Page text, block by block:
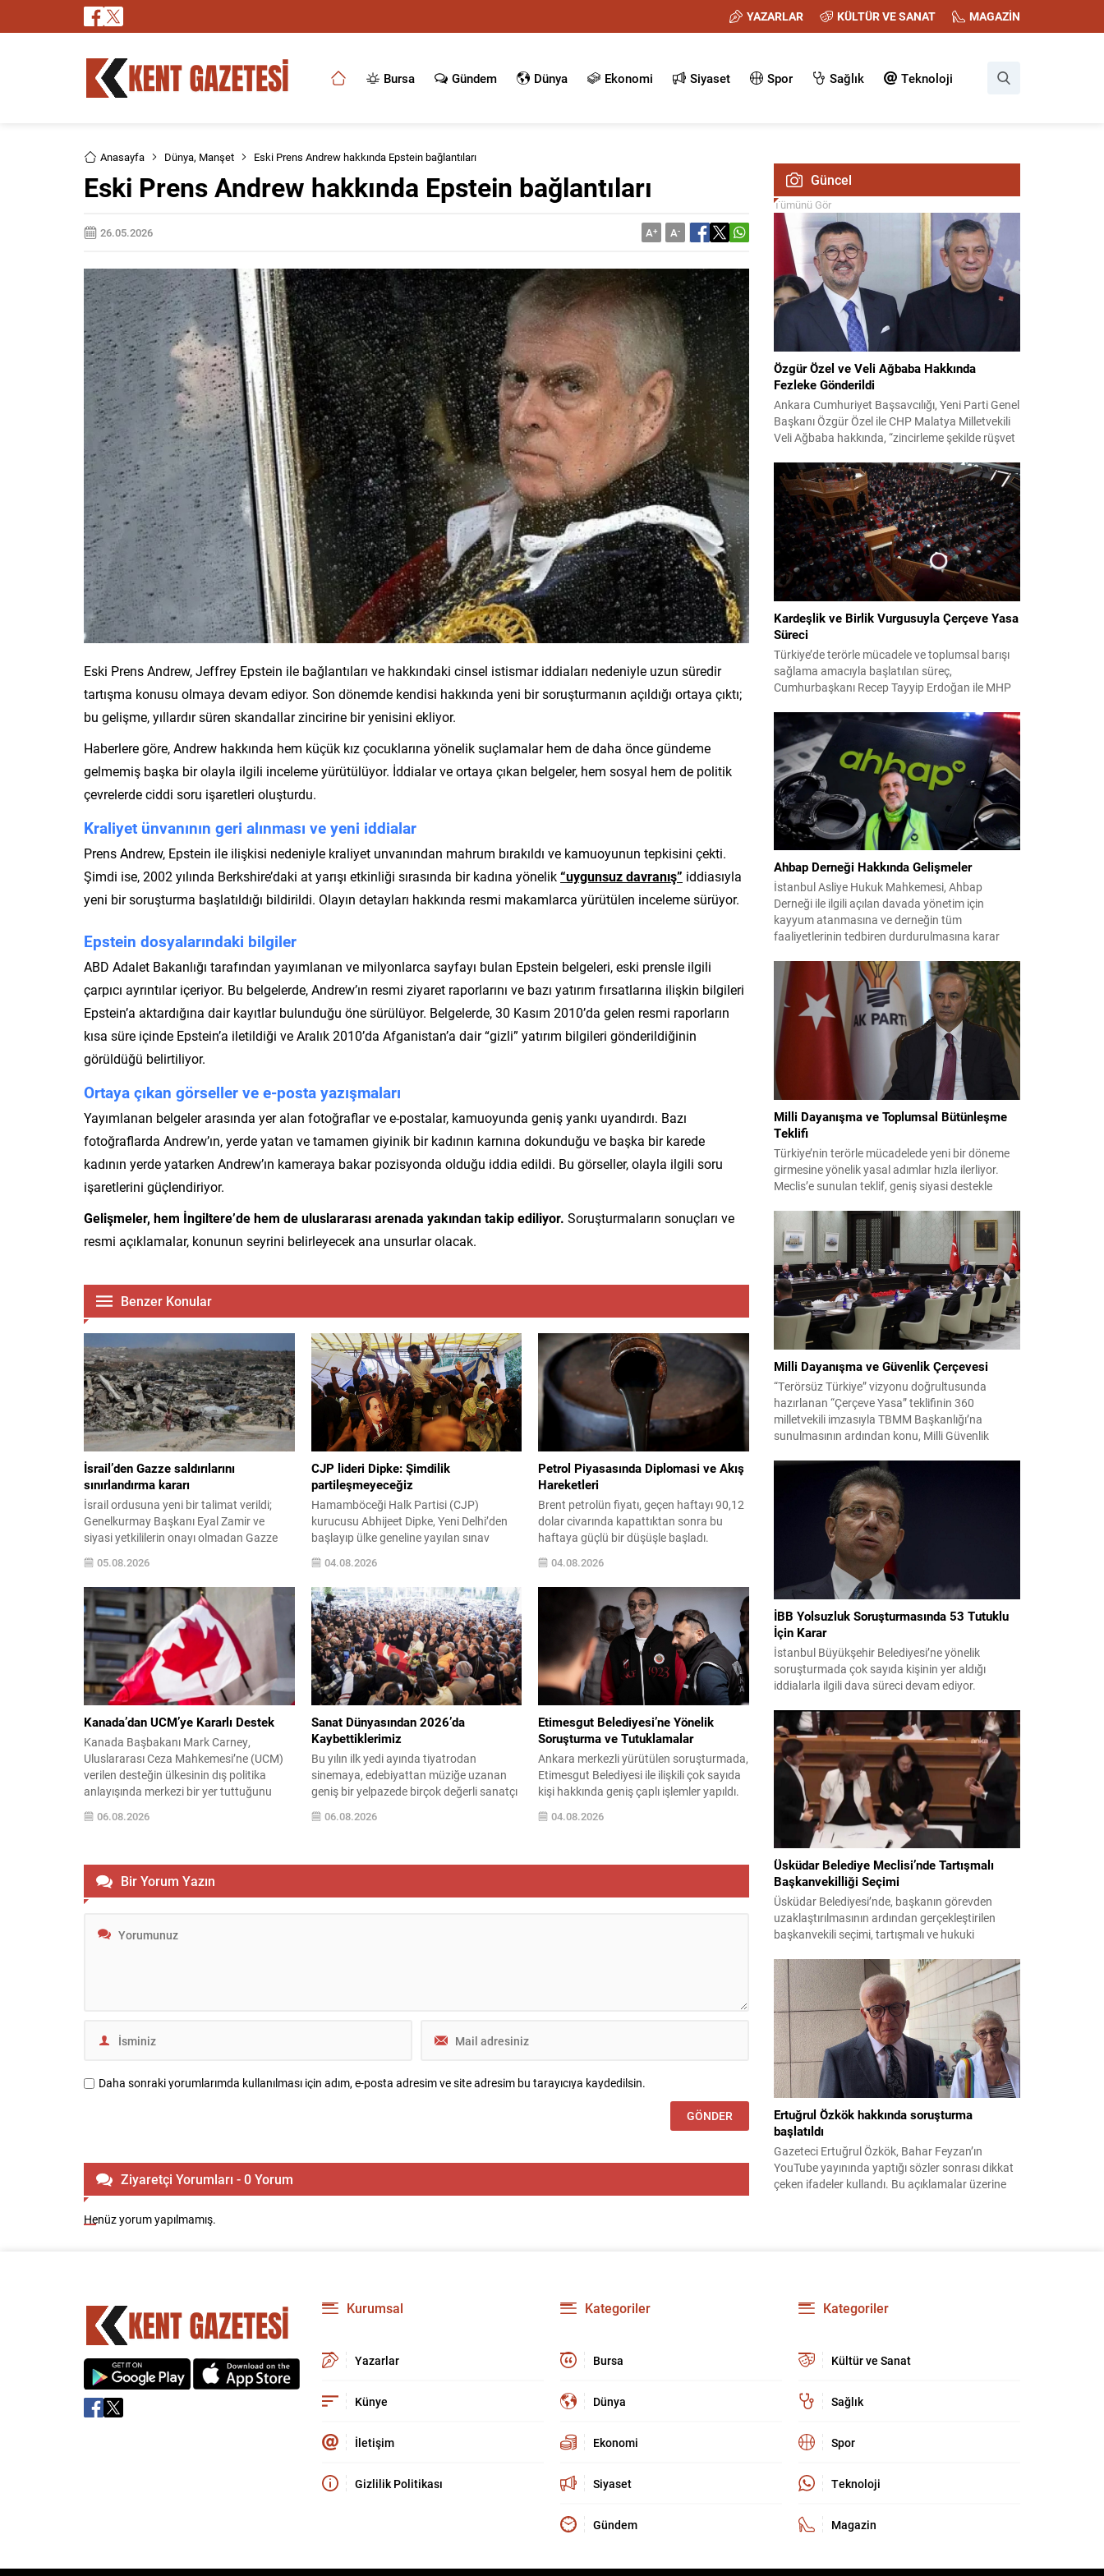
YAZARLAR KÜLTÜR VE SANAT MAGAZİN
Bursa Gündem Dünya Ekonomi Siyaset Spor Sağlık Teknoloji
Anasayfa Dünya, Manşet Eski Prens Andrew hakkında Epstein bağlantıları
Eski Prens Andrew hakkında Epstein bağlantıları
26.05.2026 A+ A-
Eski Prens Andrew, Jeffrey Epstein ile bağlantıları ve hakkındaki cinsel istismar iddiaları nedeniyle uzun süredir
tartışma konusu olmaya devam ediyor. Son dönemde kendisi hakkında yeni bir soruşturmanın açıldığı ortaya çıktı;
bu gelişme, yıllardır süren skandallar zincirine bir yenisini ekliyor.
Haberlere göre, Andrew hakkında hem küçük kız çocuklarına yönelik suçlamalar hem de daha önce gündeme
gelmemiş başka bir olayla ilgili inceleme yürütülüyor. İddialar ve ortaya çıkan belgeler, hem sosyal hem de politik
çevrelerde ciddi soru işaretleri oluşturdu.
Kraliyet ünvanının geri alınması ve yeni iddialar
Prens Andrew, Epstein ile ilişkisi nedeniyle kraliyet unvanından mahrum bırakıldı ve kamuoyunun tepkisini çekti.
Şimdi ise, 2002 yılında Berkshire’daki at yarışı etkinliği sırasında bir kadına yönelik“uygunsuz davranış” iddiasıyla
yeni bir soruşturma başlatıldığı bildirildi. Olayın detayları hakkında resmi makamlarca yürütülen inceleme sürüyor.
Epstein dosyalarındaki bilgiler
ABD Adalet Bakanlığı tarafından yayımlanan ve milyonlarca sayfayı bulan Epstein belgeleri, eski prensle ilgili
çarpıcı ayrıntılar içeriyor. Bu belgelerde, Andrew’ın resmi ziyaret raporlarını ve bazı yatırım fırsatlarına ilişkin bilgileri
Epstein’a aktardığına dair kayıtlar bulunduğu öne sürülüyor. Belgelerde, 30 Kasım 2010’da gelen resmi raporların
kısa süre içinde Epstein’a iletildiği ve Aralık 2010’da Afganistan’a dair “gizli” yatırım bilgileri gönderildiğinin
görüldüğü belirtiliyor.
Ortaya çıkan görseller ve e-posta yazışmaları
Yayımlanan belgeler arasında yer alan fotoğraflar ve e-postalar, kamuoyunda geniş yankı uyandırdı. Bazı
fotoğraflarda Andrew’ın, yerde yatan ve tamamen giyinik bir kadının karnına dokunduğu ve başka bir karede
kadının yerde yatarken Andrew’ın kameraya bakar pozisyonda olduğu iddia edildi. Bu görseller, olayla ilgili soru
işaretlerini güçlendiriyor.
Gelişmeler, hem İngiltere’de hem de uluslararası arenada yakından takip ediliyor. Soruşturmaların sonuçları ve
resmi açıklamalar, konunun seyrini belirleyecek ana unsurlar olacak.
Benzer Konular
İsrail’den Gazze saldırılarını
sınırlandırma kararı
İsrail ordusuna yeni bir talimat verildi;
Genelkurmay Başkanı Eyal Zamir ve
siyasi yetkililerin onayı olmadan Gazze
Şeridi’nde kasıtlı ‘suikast’ veya nokta
hedefli operasyonlara izin verilmeyeceği
ileri sürüldü. Ancak kaynaklar, “anlık
tehlike” durumlarında birliklerin daha hızlı
müdahale edebileceğini belirtiyor. Yedioth
Ahronot’un haberine göre, söz konusu
düzenleme ile birliklerin hareket
serbestliği sınırlandırıldı;...
05.08.2026
CJP lideri Dipke: Şimdilik
partileşmeyeceğiz
Hamamböceği Halk Partisi (CJP)
kurucusu Abhijeet Dipke, Yeni Delhi’den
başlayıp ülke geneline yayılan sınav
skandallarına karşı protestoların
ardından hareketin hemen siyaset
sahnesine atılmayacağını açıkladı. Dipke,
gösterilerin Eğitim Bakanı Dharmendra
Pradhan’ın istifasıyla sonuçlanmasına
rağmen partileşmenin şu an için çözüm
olmadığını savundu. Dipke, Chhatrapati
Sambhajinagar’daki evinde Reuters’a
verdiği söyleşide, destekçilerinin
önümüzdeki iki...
04.08.2026
Petrol Piyasasında Diplomasi ve Akış
Hareketleri
Brent petrolün fiyatı, geçen haftayı 90,12
dolar civarında kapattıktan sonra bu
haftaya güçlü bir düşüşle başladı.
Pazarlarda ABD ile İran arasında
diplomatik temasların yeniden
canlanabileceği beklentileri, petrol
fiyatlarında baskı oluşturdu. WTI ham
petrolü varil başına yaklaşık 79 dolara
gerilerken, Türkiye’nin kullandığı Brent tipi
ham petrol de 85 dolar seviyelerine
doğru...
04.08.2026
Kanada’dan UCM’ye Kararlı Destek
Kanada Başbakanı Mark Carney,
Uluslararası Ceza Mahkemesi’ne (UCM)
verilen desteğin ülkesinin dış politika
anlayışında merkezi bir yer tuttuğunu
belirtti. Carney, Toronto’da düzenlediği
basın toplantısında, Ottawa’nın
devam edeceğini söyledi. Carney, küresel
arenadaki gerilimlerin artmasıyla birlikte
UCM’nin sorumluluklarının büyüdüğünü
06.08.2026
Sanat Dünyasından 2026’da
Kaybettiklerimiz
Bu yılın ilk yedi ayında tiyatrodan
sinemaya, edebiyattan müziğe uzanan
geniş bir yelpazede birçok değerli sanatçı
ve aydın aramızdan ayrıldı. Her biri kendi
alanında iz bırakan isimlerin vefatı, kültür
06.08.2026
Etimesgut Belediyesi’ne Yönelik
Soruşturma ve Tutuklamalar
Ankara merkezli yürütülen soruşturmada,
Etimesgut Belediyesi ile ilişkili çok sayıda
kişi hakkında geniş çaplı işlemler yapıldı.
Soruşturma kapsamında düzenlenen eş
zamanlı operasyonlarda belediye
04.08.2026
Bir Yorum Yazın
Daha sonraki yorumlarımda kullanılması için adım, e-posta adresim ve site adresim bu tarayıcıya kaydedilsin.
Ziyaretçi Yorumları - 0 Yorum
Henüz yorum yapılmamış.
Güncel
Tümünü Gör
Özgür Özel ve Veli Ağbaba Hakkında
Fezleke Gönderildi
Ankara Cumhuriyet Başsavcılığı, Yeni Parti Genel
Başkanı Özgür Özel ile CHP Malatya Milletvekili
Veli Ağbaba hakkında, “zincirleme şekilde rüşvet
Adalet Bakanlığı’na sevk etti. Fezlekeler, 31 Mart
2024 yerel seçimleri ve 4-5 Kasım 2023’teki CHP
38. Olağan Kurultayı sürecine ilişkin iddiaları
kapsıyor. Daha önce Antalya ve İstanbul...
Kardeşlik ve Birlik Vurgusuyla Çerçeve Yasa
Süreci
Türkiye’de terörle mücadele ve toplumsal barışı
sağlama amacıyla başlatılan süreç,
Cumhurbaşkanı Recep Tayyip Erdoğan ile MHP
bir döneme girdi. Yaklaşık iki yıldır devam eden
çalışmaların ardından şimdi sürecin yasal zemini,
12 maddelik bir çerçeve yasa ile şekillendiriliyor.
Bugün komisyonda görüşülecek olan bu yasa
taslağı,...
Ahbap Derneği Hakkında Gelişmeler
İstanbul Asliye Hukuk Mahkemesi, Ahbap
Derneği ile ilgili açılan davada yönetim için
kayyum atanmasına ve derneğin tüm
faaliyetlerinin tedbiren durdurulmasına karar
kararı verilmiş olup son adım doğrudan yönetime
ilişkin bir tedbir niteliği taşıyor. İstanbul Emniyet
Müdürlüğü Mali Suçlarla Mücadele Şube
Müdürlüğü ve İstanbul...
Milli Dayanışma ve Toplumsal Bütünleşme
Teklifi
Türkiye’nin terörle mücadelede yeni bir döneme
girmesine yönelik yasal adımlar hızla ilerliyor.
Meclis’e sunulan teklif, geniş siyasi destekle
güçlendirmeyi amaçlıyor. AK Parti Genel
Başkanvekili Efkan Ala, teklifin 360’a yakın
milletvekilinin imzasıyla TBMM Başkanlığı’na
verildiğini belirterek, hem siyasi hem de
toplumsal düzeyde önemli bir destek
bulunduğunu...
Milli Dayanışma ve Güvenlik Çerçevesi
“Terörsüz Türkiye” vizyonu doğrultusunda
hazırlanan “Çerçeve Yasa” teklifinin 360
milletvekili imzasıyla TBMM Başkanlığı’na
sunulmasının ardından konu, Milli Güvenlik
Toplantı sonrası yayımlanan sekiz maddelik
bildiri, ülke güvenliği ve bölgesel gelişmelere dair
değerlendirmeleri içermektedir. Yaklaşık 2 saat
15 dakika süren oturumun sonuç metninde;
terörle mücadele, bölgesel istikrar,...
İBB Yolsuzluk Soruşturmasında 53 Tutuklu
İçin Karar
İstanbul Büyükşehir Belediyesi’ne yönelik
soruşturmada çok sayıda kişinin yer aldığı
iddialarla ilgili dava süreci devam ediyor.
sanıkların tutukluluk hallerini ayrı ayrı
değerlendirdi. İnceleme sonucunda, aralarında
Ekrem İmamoğlu’nun da bulunduğu 53 tutuklu
hakkında tutukluluk hallerinin sürdürülmesine
karar verildi. İddialar ve değerlendirilen talepler
Soruşturma kapsamında sanıklara yöneltilen...
Üsküdar Belediye Meclisi’nde Tartışmalı
Başkanvekilliği Seçimi
Üsküdar Belediyesi’nde, başkanın görevden
uzaklaştırılmasının ardından gerçekleştirilen
başkanvekili seçimi, tartışmalı ve hukuki
geldi. Yapılan oylamada usul ve gizlilikle ilgili
ciddi iddialar ortaya atıldı; bazı oyların geçersiz
sayılması ve meclis içindeki yönlendirmeler
kamuoyunda tepkilere yol açtı. Seçim sürecinde
yaşanan gelişmeler, parti grupları arasındaki
gerilimi artırdı. CHP’nin...
Ertuğrul Özkök hakkında soruşturma
başlatıldı
Gazeteci Ertuğrul Özkök, Bahar Feyzan’ın
YouTube yayınında yaptığı sözler sonrası dikkat
çeken ifadeler kullandı. Bu açıklamalar üzerine
adliyeden ayrıldığı bildirildi. Programdaki sözleri
ve savunması...
Kurumsal
Yazarlar
Künye
İletişim
Gizlilik Politikası
Kategoriler
Bursa
Dünya
Ekonomi
Siyaset
Gündem
Kategoriler
Kültür ve Sanat
Sağlık
Spor
Teknoloji
Magazin